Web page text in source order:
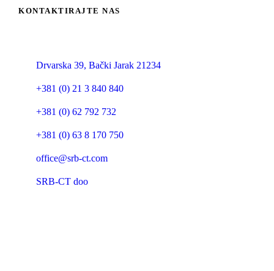
KONTAKTIRAJTE NAS
Drvarska 39, Bački Jarak 21234
+381 (0) 21 3 840 840
+381 (0) 62 792 732
+381 (0) 63 8 170 750
office@srb-ct.com
SRB-CT doo